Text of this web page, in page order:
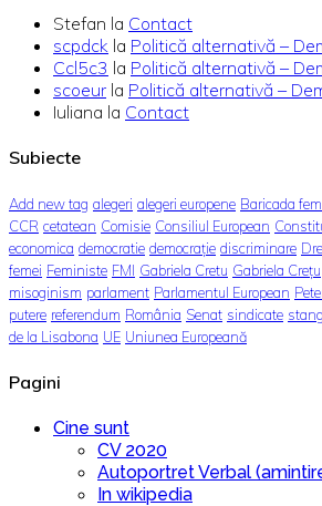
Stefan la Contact
scpdck la Politică alternativă –
Ccl5c3 la Politică alternativă –
scoeur la Politică alternativă –
Iuliana la Contact
Subiecte
Add new tag alegeri alegeri europene Baricada
CCR cetatean Comisie Consiliul European
economica democratie democrație discriminare
femei Feministe FMI Gabriela Cretu Gabriela Crețu
misoginism parlament Parlamentul European
putere referendum România Senat sindicate
de la Lisabona UE Uniunea Europeană
Pagini
Cine sunt
CV 2020
Autoportret Verbal
In wikipedia